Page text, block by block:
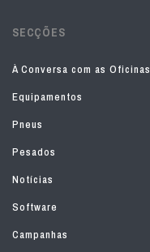
SECÇÕES
À Conversa com as Oficinas
Equipamentos
Pneus
Pesados
Notícias
Software
Campanhas